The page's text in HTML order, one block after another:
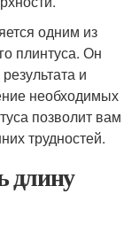
одним из
плинтуса. Он
и
необходимых
позволит вам
трудностей.
длину